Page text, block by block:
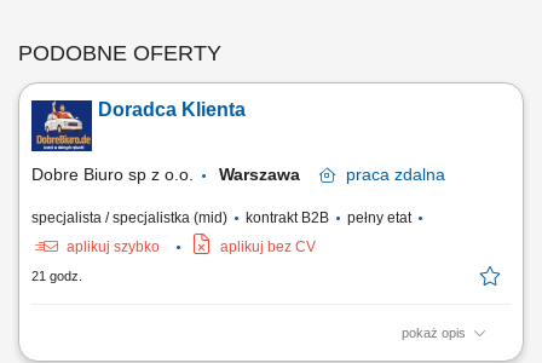
PODOBNE OFERTY
Doradca Klienta
Dobre Biuro sp z o.o. Warszawa praca zdalna
specjalista / specjalistka (mid) kontrakt B2B
pełny etat
aplikuj szybko
aplikuj bez CV
21 godz.
pokaż opis
Twój zakres obowiązków: Telefoniczna obsługa klientów polskich;